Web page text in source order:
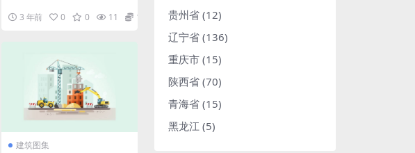
3 年前 0 0 11 1.98
建筑图集
贵州省 (12)
辽宁省 (136)
重庆市 (15)
陕西省 (70)
青海省 (15)
黑龙江 (5)